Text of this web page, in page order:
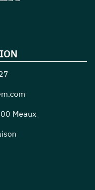
Meaux